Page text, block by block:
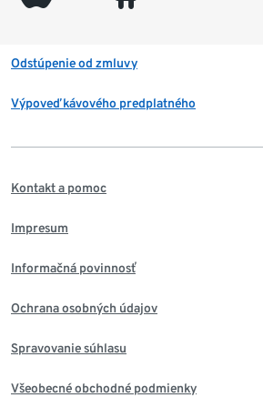
Odstúpenie od zmluvy
Výpoveď kávového predplatného
Kontakt a pomoc
Impresum
Informačná povinnosť
Ochrana osobných údajov
Spravovanie súhlasu
Všeobecné obchodné podmienky